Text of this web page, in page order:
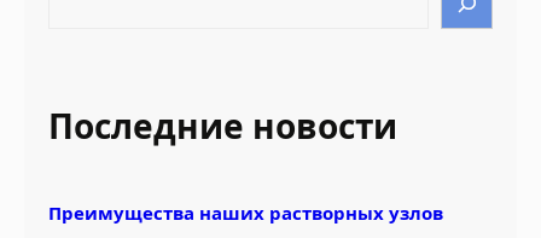
м
и
h
Последние новости
Преимущества наших растворных узлов